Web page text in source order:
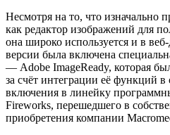
Несмотря на то, что изначально
как редактор изображений для
она широко используется и в
версии была включена
— Adobe ImageReady, которая
за счёт интеграции её функций в
включения в линейку
Fireworks, перешедшего в
приобретения компании